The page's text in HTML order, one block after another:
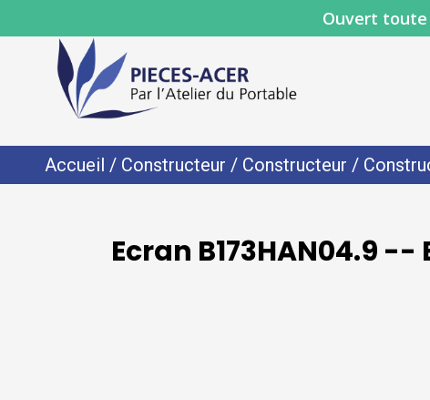
Ouvert toute
Accueil / Constructeur / Constructeur /
Ecran B173HAN04.9